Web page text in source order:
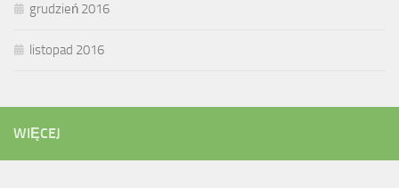
grudzień 2016
listopad 2016
WIĘCEJ